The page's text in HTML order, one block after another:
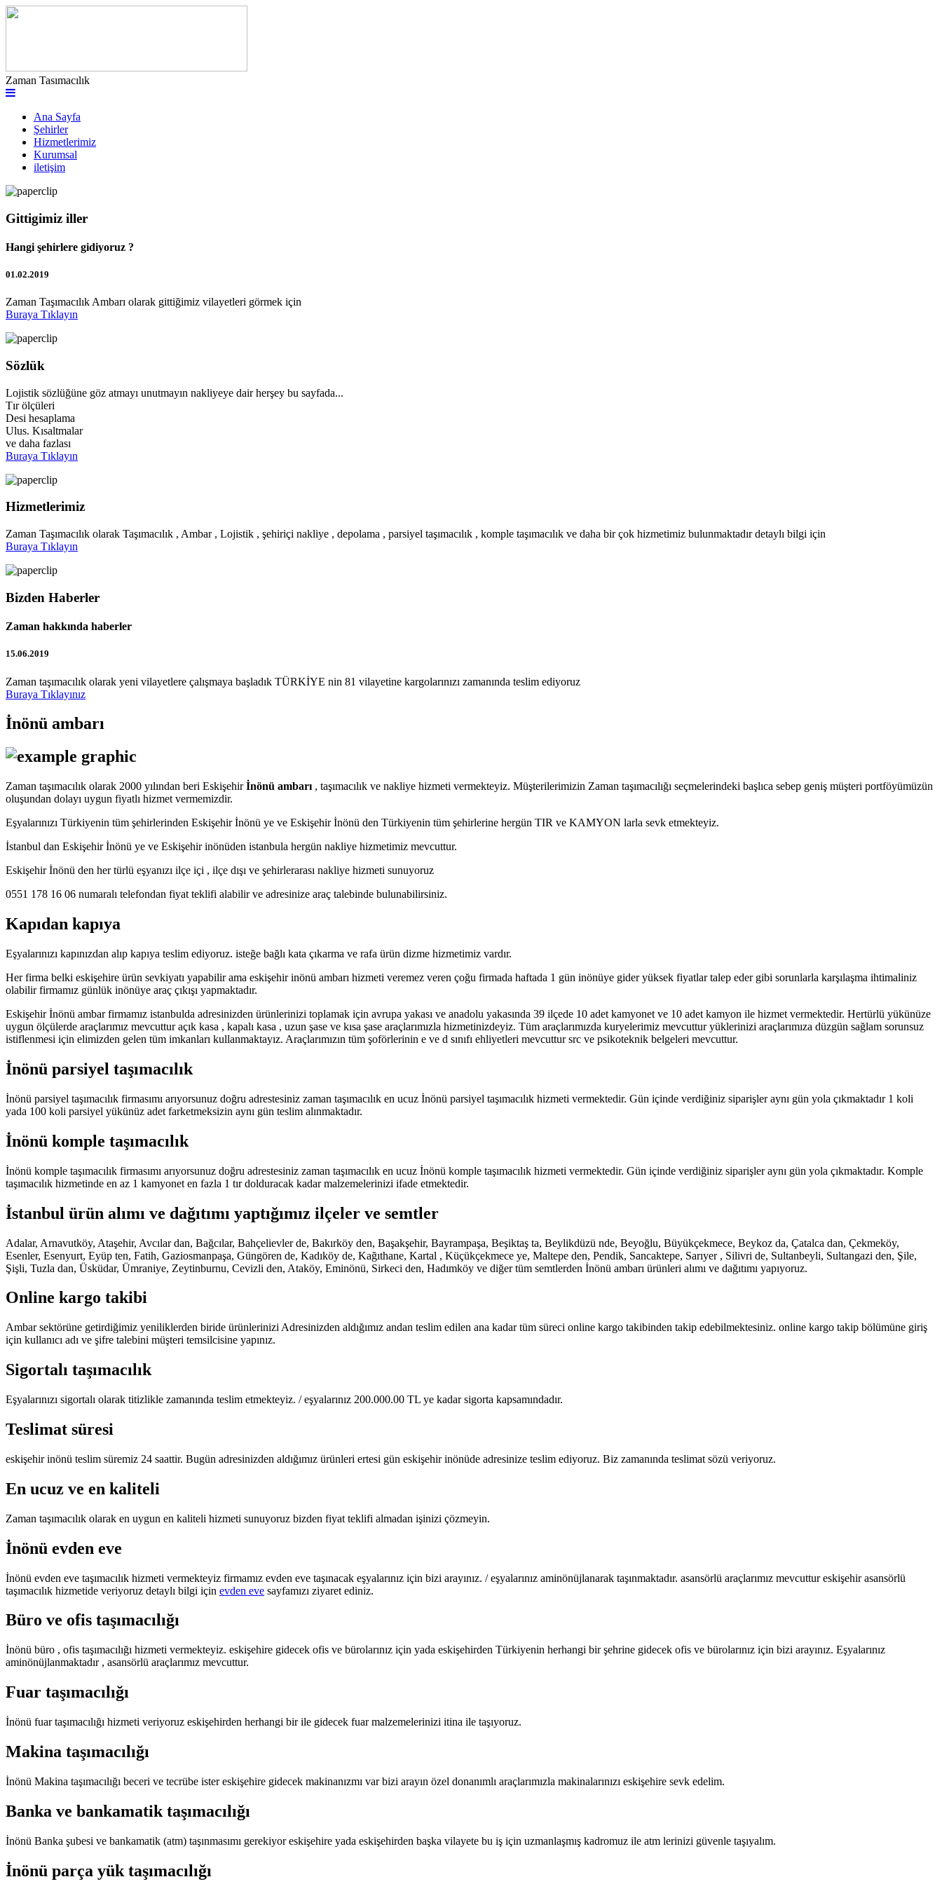
Zaman Tasımacılık
Ana Sayfa
Şehirler
Hizmetlerimiz
Kurumsal
iletişim
Gittigimiz iller
Hangi şehirlere gidiyoruz ?
01.02.2019
Zaman Taşımacılık Ambarı olarak gittiğimiz vilayetleri görmek için
Buraya Tıklayın
Sözlük
Lojistik sözlüğüne göz atmayı unutmayın nakliyeye dair herşey bu sayfada...
Tır ölçüleri
Desi hesaplama
Ulus. Kısaltmalar
ve daha fazlası
Buraya Tıklayın
Hizmetlerimiz
Zaman Taşımacılık olarak Taşımacılık , Ambar , Lojistik , şehiriçi nakliye , depolama , parsiyel taşımacılık , komple taşımacılık ve daha bir çok hizmetimiz bulunmaktadır detaylı bilgi için
Buraya Tıklayın
Bizden Haberler
Zaman hakkında haberler
15.06.2019
Zaman taşımacılık olarak yeni vilayetlere çalışmaya başladık TÜRKİYE nin 81 vilayetine kargolarınızı zamanında teslim ediyoruz
Buraya Tıklayınız
İnönü ambarı
Zaman taşımacılık olarak 2000 yılından beri Eskişehirİnönü ambarı , taşımacılık ve nakliye hizmeti vermekteyiz. Müşterilerimizin Zaman taşımacılığı seçmelerindeki başlıca sebep geniş müşteri portföyümüzün
oluşundan dolayı uygun fiyatlı hizmet vermemizdir.
Eşyalarınızı Türkiyenin tüm şehirlerinden Eskişehir İnönü ye ve Eskişehir İnönü den Türkiyenin tüm şehirlerine hergün TIR ve KAMYON larla sevk etmekteyiz.
İstanbul dan Eskişehir İnönü ye ve Eskişehir inönüden istanbula hergün nakliye hizmetimiz mevcuttur.
Eskişehir İnönü den her türlü eşyanızı ilçe içi , ilçe dışı ve şehirlerarası nakliye hizmeti sunuyoruz
0551 178 16 06 numaralı telefondan fiyat teklifi alabilir ve adresinize araç talebinde bulunabilirsiniz.
Kapıdan kapıya
Eşyalarınızı kapınızdan alıp kapıya teslim ediyoruz. isteğe bağlı kata çıkarma ve rafa ürün dizme hizmetimiz vardır.
Her firma belki eskişehire ürün sevkiyatı yapabilir ama eskişehir inönü ambarı hizmeti veremez veren çoğu firmada haftada 1 gün inönüye gider yüksek fiyatlar talep eder gibi sorunlarla karşılaşma ihtimaliniz
olabilir firmamız günlük inönüye araç çıkışı yapmaktadır.
Eskişehir İnönü ambar firmamız istanbulda adresinizden ürünlerinizi toplamak için avrupa yakası ve anadolu yakasında 39 ilçede 10 adet kamyonet ve 10 adet kamyon ile hizmet vermektedir. Hertürlü yükünüze
uygun ölçülerde araçlarımız mevcuttur açık kasa , kapalı kasa , uzun şase ve kısa şase araçlarımızla hizmetinizdeyiz. Tüm araçlarımızda kuryelerimiz mevcuttur yüklerinizi araçlarımıza düzgün sağlam sorunsuz
istiflenmesi için elimizden gelen tüm imkanları kullanmaktayız. Araçlarımızın tüm şoförlerinin e ve d sınıfı ehliyetleri mevcuttur src ve psikoteknik belgeleri mevcuttur.
İnönü parsiyel taşımacılık
İnönü parsiyel taşımacılık firmasımı arıyorsunuz doğru adrestesiniz zaman taşımacılık en ucuz İnönü parsiyel taşımacılık hizmeti vermektedir. Gün içinde verdiğiniz siparişler aynı gün yola çıkmaktadır 1 koli
yada 100 koli parsiyel yükünüz adet farketmeksizin aynı gün teslim alınmaktadır.
İnönü komple taşımacılık
İnönü komple taşımacılık firmasımı arıyorsunuz doğru adrestesiniz zaman taşımacılık en ucuz İnönü komple taşımacılık hizmeti vermektedir. Gün içinde verdiğiniz siparişler aynı gün yola çıkmaktadır. Komple
taşımacılık hizmetinde en az 1 kamyonet en fazla 1 tır dolduracak kadar malzemelerinizi ifade etmektedir.
İstanbul ürün alımı ve dağıtımı yaptığımız ilçeler ve semtler
Adalar, Arnavutköy, Ataşehir, Avcılar dan, Bağcılar, Bahçelievler de, Bakırköy den, Başakşehir, Bayrampaşa, Beşiktaş ta, Beylikdüzü nde, Beyoğlu, Büyükçekmece, Beykoz da, Çatalca dan, Çekmeköy,
Esenler, Esenyurt, Eyüp ten, Fatih, Gaziosmanpaşa, Güngören de, Kadıköy de, Kağıthane, Kartal , Küçükçekmece ye, Maltepe den, Pendik, Sancaktepe, Sarıyer , Silivri de, Sultanbeyli, Sultangazi den, Şile,
Şişli, Tuzla dan, Üsküdar, Ümraniye, Zeytinburnu, Cevizli den, Ataköy, Eminönü, Sirkeci den, Hadımköy ve diğer tüm semtlerden İnönü ambarı ürünleri alımı ve dağıtımı yapıyoruz.
Online kargo takibi
Ambar sektörüne getirdiğimiz yeniliklerden biride ürünlerinizi Adresinizden aldığımız andan teslim edilen ana kadar tüm süreci online kargo takibinden takip edebilmektesiniz. online kargo takip bölümüne giriş
için kullanıcı adı ve şifre talebini müşteri temsilcisine yapınız.
Sigortalı taşımacılık
Eşyalarınızı sigortalı olarak titizlikle zamanında teslim etmekteyiz. / eşyalarınız 200.000.00 TL ye kadar sigorta kapsamındadır.
Teslimat süresi
eskişehir inönü teslim süremiz 24 saattir. Bugün adresinizden aldığımız ürünleri ertesi gün eskişehir inönüde adresinize teslim ediyoruz. Biz zamanında teslimat sözü veriyoruz.
En ucuz ve en kaliteli
Zaman taşımacılık olarak en uygun en kaliteli hizmeti sunuyoruz bizden fiyat teklifi almadan işinizi çözmeyin.
İnönü evden eve
İnönü evden eve taşımacılık hizmeti vermekteyiz firmamız evden eve taşınacak eşyalarınız için bizi arayınız. / eşyalarınız aminönüjlanarak taşınmaktadır. asansörlü araçlarımız mevcuttur eskişehir asansörlü
taşımacılık hizmetide veriyoruz detaylı bilgi için evden eve sayfamızı ziyaret ediniz.
Büro ve ofis taşımacılığı
İnönü büro , ofis taşımacılığı hizmeti vermekteyiz. eskişehire gidecek ofis ve bürolarınız için yada eskişehirden Türkiyenin herhangi bir şehrine gidecek ofis ve bürolarınız için bizi arayınız. Eşyalarınız
aminönüjlanmaktadır , asansörlü araçlarımız mevcuttur.
Fuar taşımacılığı
İnönü fuar taşımacılığı hizmeti veriyoruz eskişehirden herhangi bir ile gidecek fuar malzemelerinizi itina ile taşıyoruz.
Makina taşımacılığı
İnönü Makina taşımacılığı beceri ve tecrübe ister eskişehire gidecek makinanızmı var bizi arayın özel donanımlı araçlarımızla makinalarınızı eskişehire sevk edelim.
Banka ve bankamatik taşımacılığı
İnönü Banka şubesi ve bankamatik (atm) taşınmasımı gerekiyor eskişehire yada eskişehirden başka vilayete bu iş için uzmanlaşmış kadromuz ile atm lerinizi güvenle taşıyalım.
İnönü parça yük taşımacılığı